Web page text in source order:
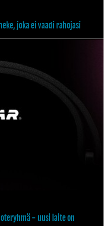
joka ei vaadi rahojasi
- uusi laite on